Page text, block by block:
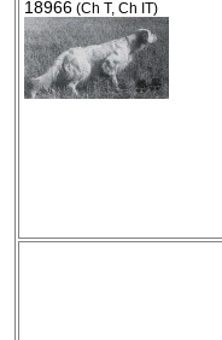
18966 (Ch T, Ch IT)